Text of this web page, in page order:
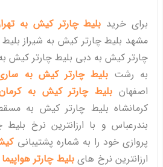
برای خرید بلیط چارتر کیش به
مشهد بلیط چارتر کیش به شیراز
چارتر کیش به دبی بلیط چارتر کیش
به رشتبلیط چارتر کیش به
اصفهانبلیط چارتر کیش به
کرمانشاه بلیط چارتر کیش به
بندرعباس و با ارزانترین نرخ
پروازی خود را به شماره پشتیبانی
ارزانترین نرخ هایبلیط چارتر هواپیما